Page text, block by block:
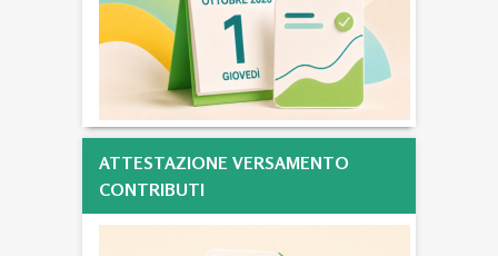
ATTESTAZIONE VERSAMENTO
CONTRIBUTI